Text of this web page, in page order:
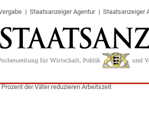
Staatsanzeiger Agentur Staatsanzeiger
der Väter reduzieren Arbeitszeit